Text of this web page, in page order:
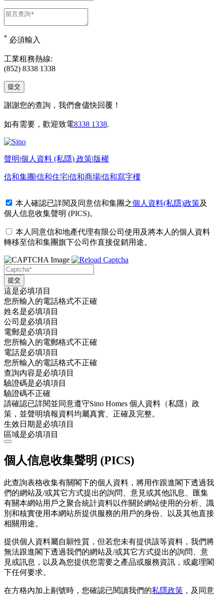
* 必須輸入
工業租務熱線:
(852) 8338 1338
謝謝您的查詢，我們會儘快回覆！
如有需要，歡迎致電8338 1338.
聲明|個人資料 (私隱) 政策|版權
信和集團|信和住宅|信和商場|信和寫字樓
本人確認已詳閱及同意信和集團之個人資料(私隱)政策及
個人信息收集聲明 (PICS)。
本人同意信和地產代理有限公司使用及將本人的個人資料
轉移至信和集團旗下公司作直接促銷用途。
這是必填項目
您所輸入的電話格式不正確
姓名是必填項目
公司是必填項目
電郵是必填項目
您所輸入的電郵格式不正確
電話是必填項目
您所輸入的電話格式不正確
查詢內容是必填項目
驗證碼是必填項目
驗證碼不正確
請確認已詳閱並同意遵守Sino Homes 個人資料（私隱）政
策，並聲明填報資料均屬真實、正確及完整。
生效日期是必填項目
區域是必填項目
個人信息收集聲明 (PICS)
此查詢表格收集有關閣下的個人資料，將用作跟進閣下透過我
們的網站及/或其它方式提出的詢問、意見或其他訊息、匯集
有關本網站用戶之聚合統計資料以作關於網站使用的分析、識
別和核實使用本網站所提供服務的用戶的身份、以及其他直接
相關用途。
提供個人資料屬自願性質，但若您未有提供該等資料，我們將
無法跟進閣下透過我們的網站及/或其它方式提出的詢問、意
見或訊息，以及為您提供您需要之產品或服務資訊，或處理閣
下任何要求。
在方格內加上剔號時，您確認已閱讀我們的私隱政策 ，及同意